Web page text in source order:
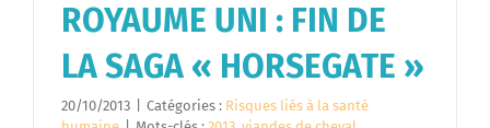
ROYAUME UNI : FIN DE
LA SAGA « HORSEGATE »
20/10/2013 Catégories : Risques liés à la santé